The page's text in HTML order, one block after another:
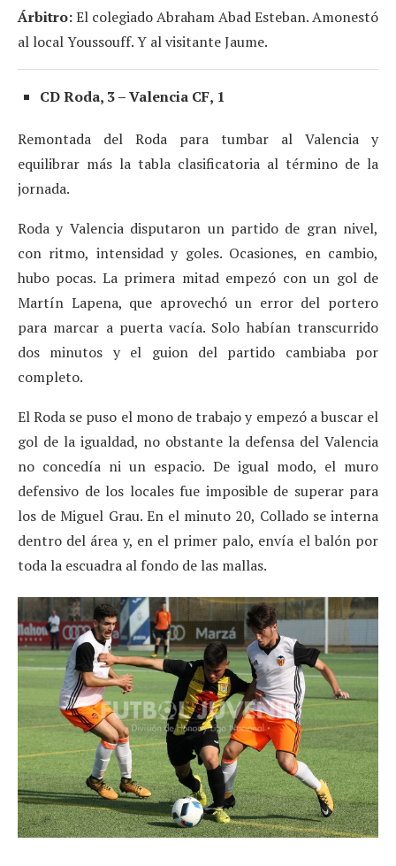
Árbitro:El colegiado Abraham Abad Esteban. Amonestó
al local Youssouff. Y al visitante Jaume.
CD Roda, 3 – Valencia CF, 1
Remontada del Roda para tumbar al Valencia y
equilibrar más la tabla clasificatoria al término de la
jornada.
Roda y Valencia disputaron un partido de gran nivel,
con ritmo, intensidad y goles. Ocasiones, en cambio,
hubo pocas. La primera mitad empezó con un gol de
Martín Lapena, que aprovechó un error del portero
para marcar a puerta vacía. Solo habían transcurrido
dos minutos y el guion del partido cambiaba por
completo.
El Roda se puso el mono de trabajo y empezó a buscar el
gol de la igualdad, no obstante la defensa del Valencia
no concedía ni un espacio. De igual modo, el muro
defensivo de los locales fue imposible de superar para
los de Miguel Grau. En el minuto 20, Collado se interna
dentro del área y, en el primer palo, envía el balón por
toda la escuadra al fondo de las mallas.